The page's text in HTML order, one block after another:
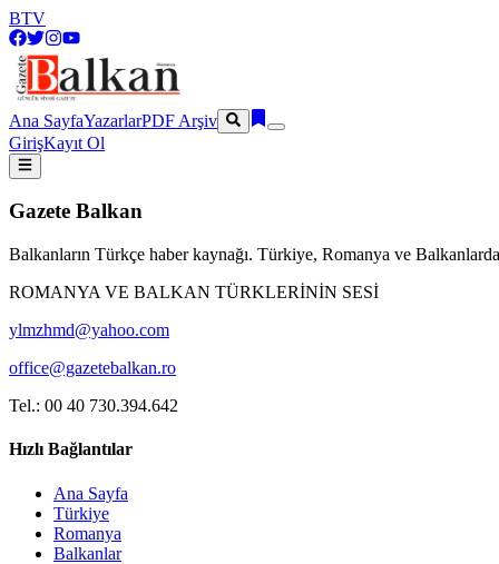
BTV
Ana SayfaYazarlarPDF Arşiv
GirişKayıt Ol
Gazete Balkan
Balkanların Türkçe haber kaynağı. Türkiye, Romanya ve
ROMANYA VE BALKAN TÜRKLERİNİN SESİ
ylmzhmd@yahoo.com
office@gazetebalkan.ro
Tel.: 00 40 730.394.642
Hızlı Bağlantılar
Ana Sayfa
Türkiye
Romanya
Balkanlar